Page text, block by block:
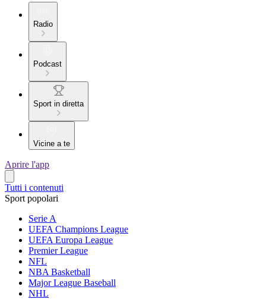
Radio
Podcast
Sport in diretta
Vicine a te
Aprire l'app
Tutti i contenuti
Sport popolari
Serie A
UEFA Champions League
UEFA Europa League
Premier League
NFL
NBA Basketball
Major League Baseball
NHL